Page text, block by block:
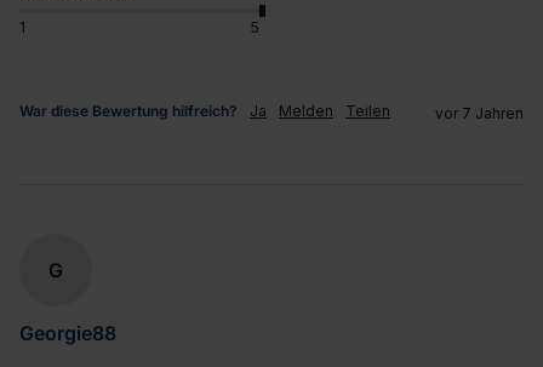
1 5
War diese Bewertung hilfreich? Ja Melden Teilen vor 7 Jahren
G
Georgie88